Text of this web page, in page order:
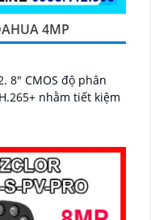
4MP
8″ CMOS độ phân
nhằm tiết kiệm